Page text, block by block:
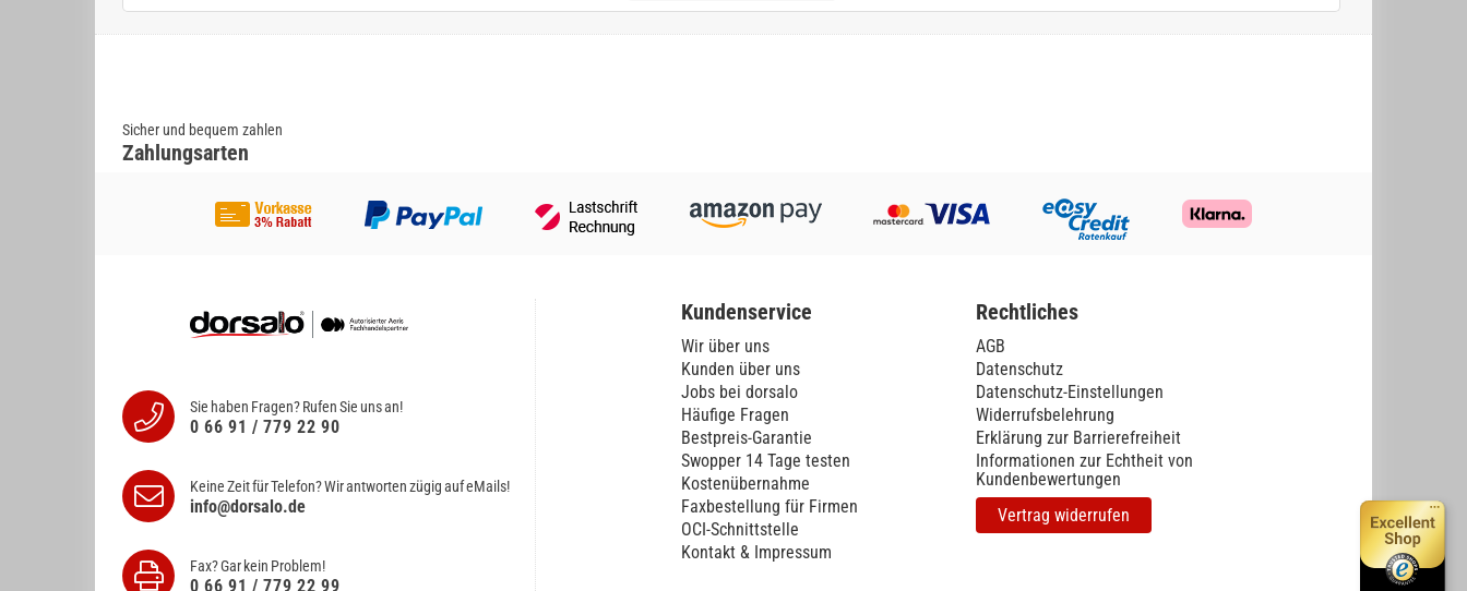
Sicher und bequem zahlen
Zahlungsarten
Sie haben Fragen? Rufen Sie uns an!
0 66 91 / 779 22 90
Keine Zeit für Telefon? Wir antwortenzügig auf eMails!
info@dorsalo.de
Fax? Gar kein Problem!
0 66 91 / 779 22 99
Kundenservice
Wir über uns
Kunden über uns
Jobs bei dorsalo
Häufige Fragen
Bestpreis-Garantie
Swopper 14 Tage testen
Kostenübernahme
Faxbestellung für Firmen
OCI-Schnittstelle
Kontakt & Impressum
Rechtliches
AGB
Datenschutz
Datenschutz-Einstellungen
Widerrufsbelehrung
Erklärung zur Barrierefreiheit
Informationen zur Echtheit von
Kundenbewertungen
Vertrag widerrufen